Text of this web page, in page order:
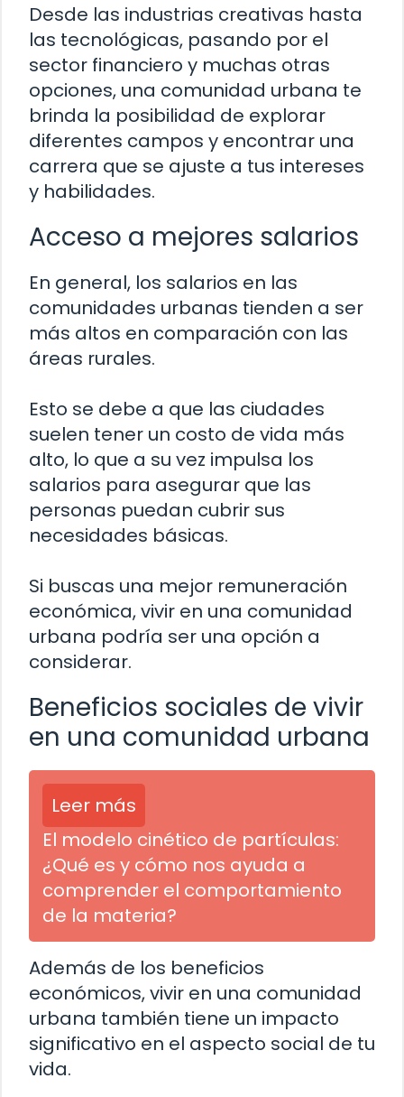
Desde las industrias creativas hasta
las tecnológicas, pasando por el
sector financiero y muchas otras
opciones, una comunidad urbana te
brinda la posibilidad de explorar
diferentes campos y encontrar una
carrera que se ajuste a tus intereses
y habilidades.
Acceso a mejores salarios
En general, los salarios en las
comunidades urbanas tienden a ser
más altos en comparación con las
áreas rurales.
Esto se debe a que las ciudades
suelen tener un costo de vida más
alto, lo que a su vez impulsa los
salarios para asegurar que las
personas puedan cubrir sus
necesidades básicas.
Si buscas una mejor remuneración
económica, vivir en una comunidad
urbana podría ser una opción a
considerar.
Beneficios sociales de vivir
en una comunidad urbana
Leer más
El modelo cinético de partículas:
¿Qué es y cómo nos ayuda a
comprender el comportamiento
de la materia?
Además de los beneficios
económicos, vivir en una comunidad
urbana también tiene un impacto
significativo en el aspecto social de tu
vida.